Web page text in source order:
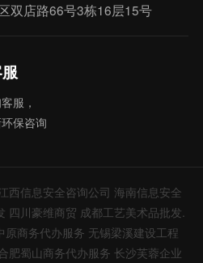
双店路66号3栋16层15号
服，
保咨询
西信息安全咨询公司 海南信息安全
四川豪维商贸 成都工艺美术品批发.
原商务代办服务 无锡梁溪建设工程
肥蜀山商务代办服务 长沙芙蓉企业